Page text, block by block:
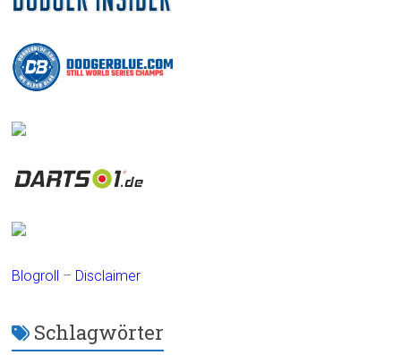
Blogroll – Disclaimer
Schlagwörter